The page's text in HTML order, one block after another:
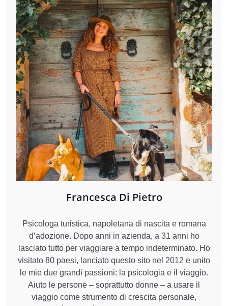
Francesca Di Pietro
Psicologa turistica, napoletana di nascita e romana
d’adozione. Dopo anni in azienda, a 31 anni ho
lasciato tutto per viaggiare a tempo indeterminato. Ho
visitato 80 paesi, lanciato questo sito nel 2012 e unito
le mie due grandi passioni: la psicologia e il viaggio.
Aiuto le persone – soprattutto donne – a usare il
viaggio come strumento di crescita personale,